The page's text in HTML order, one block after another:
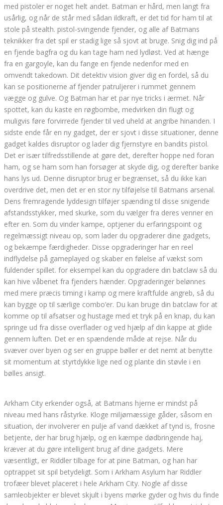
med pistoler er noget helt andet. Batman er hård, men langt fra
usårlig, og når de står med sådan ildkraft, er det tid for ham til at
stole på stealth. pistol-svingende fjender, og alle af Batmans
teknikker fra det spil er stadig lige så sjovt at bruge. Snig dig ind på
en fjende bagfra og du kan tage ham ned lydløst. Ved at hænge
fra en gargoyle, kan du fange en fjende nedenfor med en
omvendt takedown. Dit detektiv vision giver dig en fordel, så du
kan se positionerne af fjender patruljerer i rummet gennem
vægge og gulve. Og Batman har et par nye tricks i ærmet. Når
spottet, kan du kaste en røgbombe, medvirken din flugt og
muligvis føre forvirrede fjender til ved uheld at angribe hinanden. I
sidste ende får en ny gadget, der er sjovt i disse situationer, denne
gadget kaldes disruptor og lader dig fjernstyre en bandits pistol.
Det er især tilfredsstillende at gøre det, derefter hoppe ned foran
ham, og se ham som han forsøger at skyde dig, og derefter banke
hans lys ud. Denne disruptor brug er begrænset, så du ikke kan
overdrive det, men det er en stor ny tilføjelse til Batmans arsenal.
Dens fremragende lyddesign tilføjer spænding til disse snigende
afstandsstykker, med skurke, som du vælger fra deres venner en
efter en. Som du vinder kampe, optjener du erfaringspoint og
regelmæssigt niveau op, som lader du opgraderer dine gadgets,
og bekæmpe færdigheder. Disse opgraderinger har en reel
indflydelse på gameplayed og skaber en følelse af vækst som
fuldender spillet. for eksempel kan du opgradere din batclaw så du
kan hive våbenet fra fjenders hænder. Opgraderinger belønnes
med mere præcis timing i kamp og mere kraftfulde angreb, så du
kan bygge op til særlige combo’er. Du kan bruge din batclaw for at
komme op til afsatser og hustage med et tryk på en knap, du kan
springe ud fra disse overflader og ved hjælp af din kappe at glide
gennem luften. Det er en spændende måde at rejse. Når du
svæver over byen og ser en gruppe bøller er det nemt at benytte
sit momentum at styrtdykke lige ned og plante din støvle i en
bølles ansigt.
Arkham City erkender også, at Batmans hjerne er mindst på
niveau med hans råstyrke. Kloge miljømæssige gåder, såsom en
situation, der involverer en pulje af vand dækket af tynd is, frosne
betjente, der har brug hjælp, og en kæmpe dødbringende haj,
kræver at du gøre intelligent brug af dine gadgets. Mere
væsentligt, er Riddler tilbage for at pine Batman, og han har
optrappet sit spil betydeligt. Som i Arkham Asylum har Riddler
trofæer blevet placeret i hele Arkham City. Nogle af disse
samleobjekter er blevet skjult i byens mørke gyder og hvis du finde